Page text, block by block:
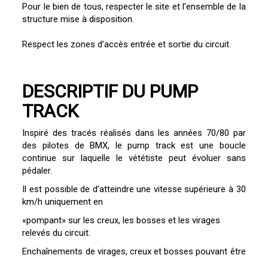
Pour le bien de tous, respecter le site et l’ensemble de la
structure mise à disposition.
Respect les zones d’accès entrée et sortie du circuit.
DESCRIPTIF DU PUMP
TRACK
Inspiré des tracés réalisés dans les années 70/80 par
des pilotes de BMX, le pump track est une boucle
continue sur laquelle le vététiste peut évoluer sans
pédaler.
Il est possible de d’atteindre une vitesse supérieure à 30
km/h uniquement en
«pompant» sur les creux, les bosses et les virages
relevés du circuit.
Enchaînements de virages, creux et bosses pouvant être